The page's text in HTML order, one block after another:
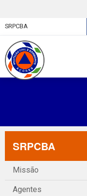
SRPCBA
SRPCBA
Missão
Agentes